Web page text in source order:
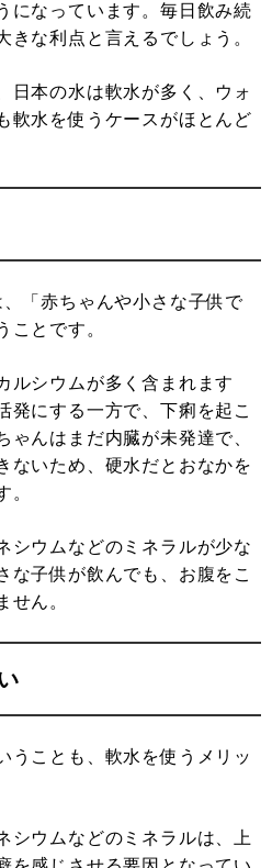
になっています。毎日飲み続
きな利点と言えるでしょう。
日本の水は軟水が多く、ウォ
軟水を使うケースがほとんど
「赤ちゃんや小さな子供で
ことです。
ルシウムが多く含まれます
発にする一方で、下痢を起こ
ゃんはまだ内臓が未発達で、
ないため、硬水だとおなかを
。
シウムなどのミネラルが少な
な子供が飲んでも、お腹をこ
せん。
うことも、軟水を使うメリッ
シウムなどのミネラルは、上